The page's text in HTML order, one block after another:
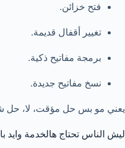
فتح خزائن.
تغيير أقفال قديمة.
برمجة مفاتيح ذكية.
نسخ مفاتيح جديدة.
يعني مو بس حل مؤقت، لا، حل
ليش الناس تحتاج هالخدمة وايد